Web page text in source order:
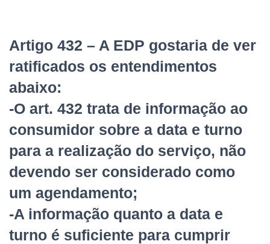
Artigo 432 – A EDP gostaria de ver
ratificados os entendimentos
abaixo:
-O art. 432 trata de informação ao
consumidor sobre a data e turno
para a realização do serviço, não
devendo ser considerado como
um agendamento;
-A informação quanto a data e
turno é suficiente para cumprir